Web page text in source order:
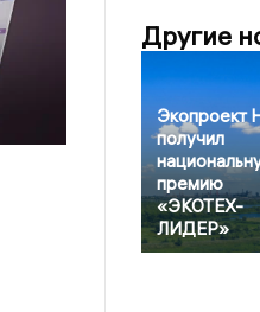
Другие
Экопроект
получил
премию
«ЭКОТЕХ-
ЛИДЕР»